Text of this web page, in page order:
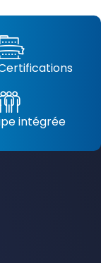
intégrée